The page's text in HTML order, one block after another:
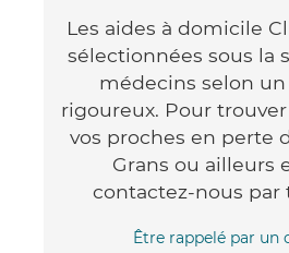
Les aides à domicile
sélectionnées sous la
médecins selon un
rigoureux. Pour
vos proches en perte
Grans ou ailleurs
contactez-nous par
Être rappelé par un